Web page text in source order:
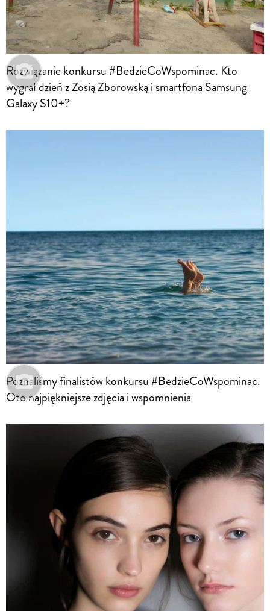
Rozwiązanie konkursu #BedzieCoWspominac. Kto
wygrał dzień z Zosią Zborowską i smartfona Samsung
Galaxy S10+?
Poznaliśmy finalistów konkursu #BedzieCoWspominac.
Oto najpiękniejsze zdjęcia i wspomnienia